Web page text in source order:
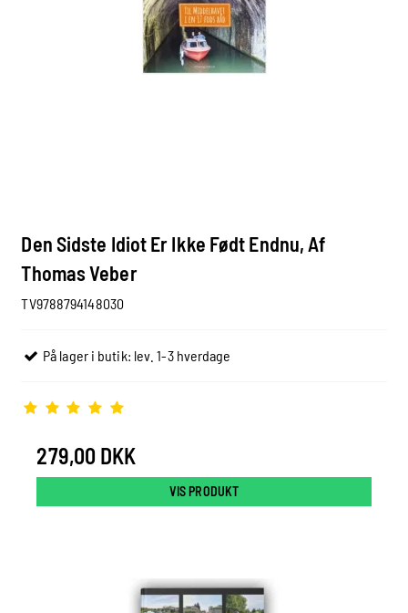
Den Sidste Idiot Er Ikke Født Endnu, Af
Thomas Veber
TV9788794148030
På lager i butik: lev. 1-3 hverdage
279,00 DKK
VIS PRODUKT